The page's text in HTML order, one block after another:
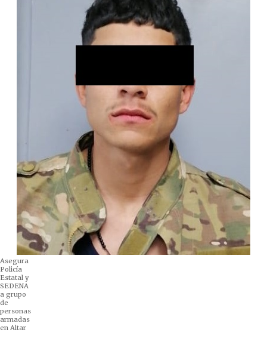
Asegura
Policía
Estatal y
SEDENA
a grupo
de
personas
armadas
en Altar